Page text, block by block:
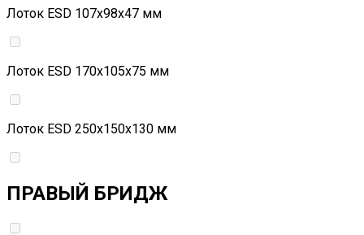
Лоток ESD 107х98х47 мм
Лоток ESD 170х105х75 мм
Лоток ESD 250х150х130 мм
ПРАВЫЙ БРИДЖ